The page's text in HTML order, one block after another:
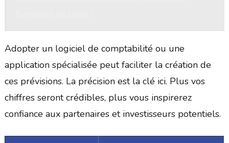
Adopter un logiciel de comptabilité ou une
application spécialisée peut faciliter la création de
ces prévisions. La précision est la clé ici. Plus vos
chiffres seront crédibles, plus vous inspirerez
confiance aux partenaires et investisseurs potentiels.